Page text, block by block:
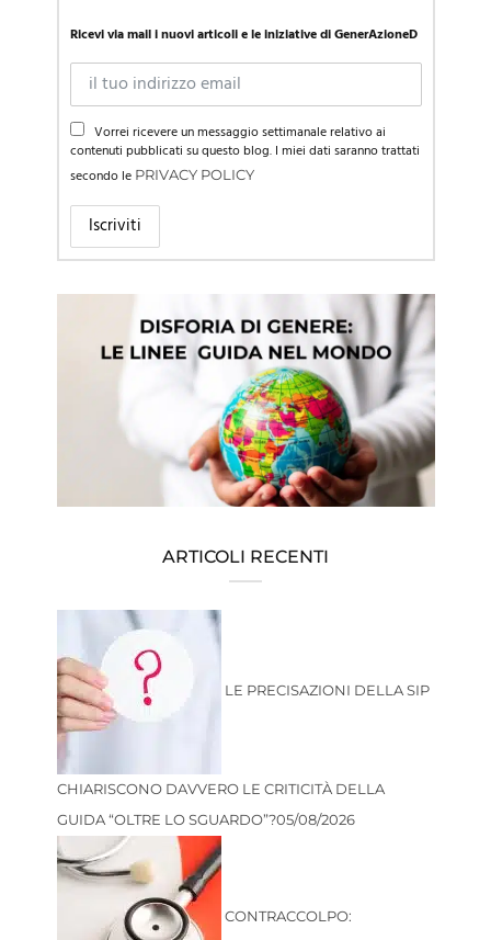
Ricevi via mail i nuovi articoli e le iniziative di GenerAzioneD
Vorrei ricevere un messaggio settimanale relativo ai
contenuti pubblicati su questo blog. I miei dati saranno trattati
secondo le PRIVACY POLICY
ARTICOLI RECENTI
LE PRECISAZIONI DELLA SIP
CHIARISCONO DAVVERO LE CRITICITÀ DELLA
GUIDA “OLTRE LO SGUARDO”?05/08/2026
CONTRACCOLPO: